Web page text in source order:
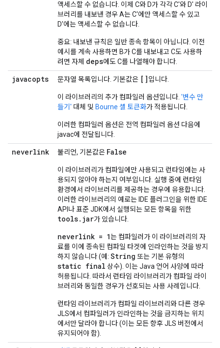
액세스할 수 없습니다. 이제 C와 D가 각각 C'와 D' 라이
브러리를 내보낸 경우 A는 C'에만 액세스할 수 있고
D'에는 액세스할 수 없습니다.
중요: 내보낸 규칙은 일반 종속 항목이 아닙니다. 이전
예시를 계속 사용하면 B가 C를 내보내고 C도 사용하
려면 자체 deps에도 C를 나열해야 합니다.
javacopts 문자열 목록입니다. 기본값은 []입니다.
이 라이브러리의 추가 컴파일러 옵션입니다. '변수 만
들기' 대체 및 Bourne 셸 토큰화가 적용됩니다.
이러한 컴파일러 옵션은 전역 컴파일러 옵션 다음에
javac에 전달됩니다.
neverlink 불리언, 기본값은 False
이 라이브러리가 컴파일에만 사용되고 런타임에는 사
용되지 않아야 하는지 여부입니다. 실행 중에 런타임
환경에서 라이브러리를 제공하는 경우에 유용합니다.
이러한 라이브러리의 예로는 IDE 플러그인을 위한 IDE
API나 표준 JDK에서 실행되는 모든 항목을 위한
tools. jar가 있습니다.
neverlink = 1는 컴파일러가 이 라이브러리의 자
료를 이에 종속된 컴파일 타겟에 인라인하는 것을 방지
하지 않습니다 (예: String 또는 기본 유형의
static final 상수). 이는 Java 언어 사양에 따라
허용됩니다. 따라서 런타임 라이브러리가 컴파일 라이
브러리와 동일한 경우가 선호되는 사용 사례입니다.
런타임 라이브러리가 컴파일 라이브러리와 다른 경우
JLS에서 컴파일러가 인라인하는 것을 금지하는 위치
에서만 달라야 합니다 (이는 모든 향후 JLS 버전에서
유지되어야 함).